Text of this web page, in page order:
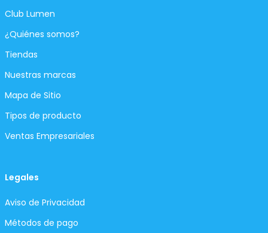
Club Lumen
¿Quiénes somos?
Tiendas
Nuestras marcas
Mapa de Sitio
Tipos de producto
Ventas Empresariales
Legales
Aviso de Privacidad
Métodos de pago